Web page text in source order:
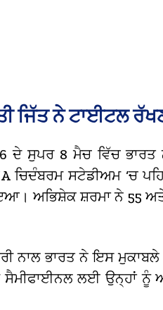
ਜਿੱਤ ਨੇ ਟਾਈਟਲ
ਦੇ ਸੁਪਰ 8 ਮੈਚ ਵਿੱਚ ਭਾਰਤ
ਸਟੇਡੀਅਮ ‘ਚ
ਅਭਿਸ਼ੇਕ ਸ਼ਰਮਾ ਨੇ 55
ਨਾਲ ਭਾਰਤ ਨੇ ਇਸ ਮੁਕਾਬਲੇ
ਸੈਮੀਫਾਈਨਲ ਲਈ ਉਨ੍ਹਾਂ